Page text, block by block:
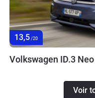
13,5 /20
Volkswagen ID.3
Voir